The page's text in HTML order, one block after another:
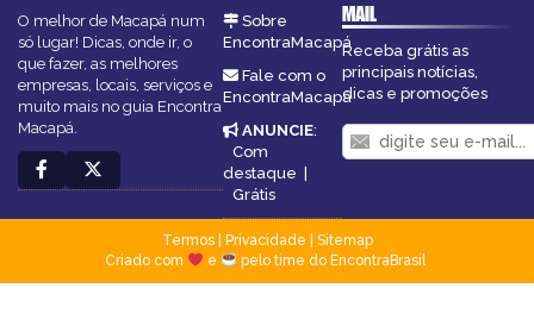
O melhor de Macapá num
só lugar! Dicas, onde ir, o
que fazer, as melhores
empresas, locais, serviços e
muito mais no guia Encontra
Macapá.
Sobre
EncontraMacapá
Fale com o
EncontraMacapá
ANUNCIE:
Com
destaque
Grátis
MAIL
Receba grátis as
principais notícias,
dicas e promoções
Termos| Privacidade
Sitemap
Criado com
e pelo time do EncontraBrasil